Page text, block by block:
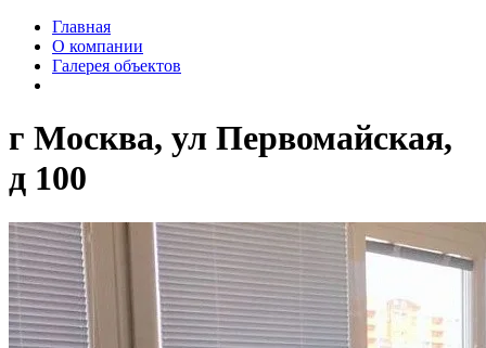
Главная
О компании
Галерея объектов
г Москва, ул Первомайская,
д 100